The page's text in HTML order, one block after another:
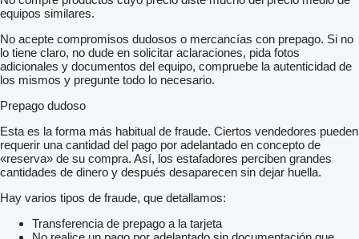
equipos similares.
No acepte compromisos dudosos o mercancías con prepago. Si no
lo tiene claro, no dude en solicitar aclaraciones, pida fotos
adicionales y documentos del equipo, compruebe la autenticidad de
los mismos y pregunte todo lo necesario.
Prepago dudoso
Esta es la forma más habitual de fraude. Ciertos vendedores pueden
requerir una cantidad del pago por adelantado en concepto de
«reserva» de su compra. Así, los estafadores perciben grandes
cantidades de dinero y después desaparecen sin dejar huella.
Hay varios tipos de fraude, que detallamos:
Transferencia de prepago a la tarjeta